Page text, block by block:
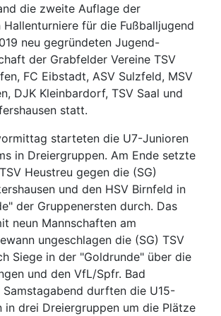
die zweite Auflage der
Hallenturniere für die Fußballjugend
neu gegründeten Jugend-
der Grabfelder Vereine TSV
FC Eibstadt, ASV Sulzfeld, MSV
DJK Kleinbardorf, TSV Saal und
statt.
starteten die U7-Junioren
in Dreiergruppen. Am Ende setzte
Heustreu gegen die (SG)
und den HSV Birnfeld in
der Gruppenersten durch. Das
neun Mannschaften am
ungeschlagen die (SG) TSV
Siege in der "Goldrunde" über die
und den VfL/Spfr. Bad
Samstagabend durften die U15-
in drei Dreiergruppen um die Plätze